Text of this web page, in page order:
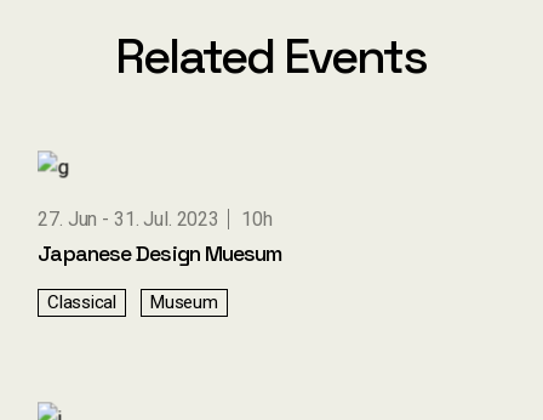
Related Events
27. Jun 31. Jul. 2023 10h
Japanese Design Muesum
Classical Museum